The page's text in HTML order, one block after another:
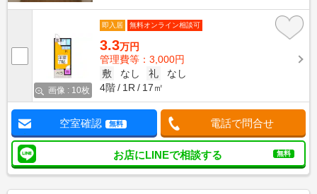
画像 : 10枚
即入居 無料オンライン相談可
3.3万円
管理費等：3,000円
敷
なし 礼
なし
4階
1R 17㎡
空室確認 無料 電話で問合せ
お店にLINEで相談する 無料